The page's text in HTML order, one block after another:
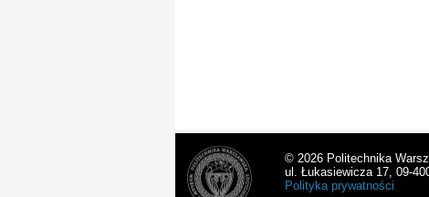
© 2026 Politechnika
ul. Łukasiewicza 17, 09-
Polityka prywatności